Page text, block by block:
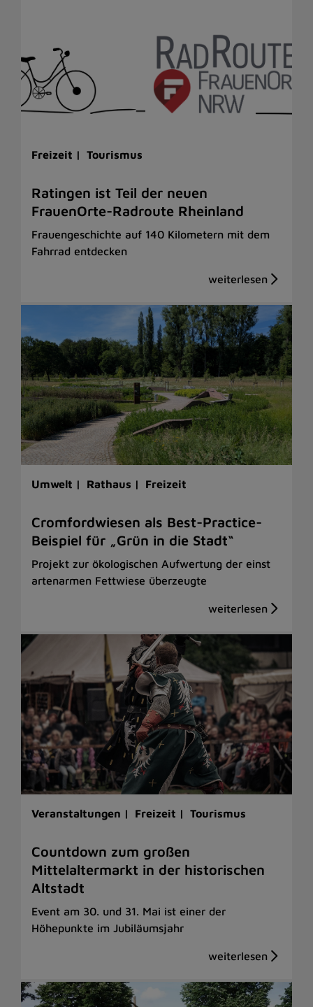
Freizeit | Tourismus
Ratingen ist Teil der neuen
FrauenOrte-Radroute Rheinland
Frauengeschichte auf 140 Kilometern mit dem
Fahrrad entdecken
Umwelt | Rathaus | Freizeit
Cromfordwiesen als Best-Practice-
Beispiel für „Grün in die Stadt“
Projekt zur ökologischen Aufwertung der einst
artenarmen Fettwiese überzeugte
Veranstaltungen | Freizeit | Tourismus
Countdown zum großen
Mittelaltermarkt in der historischen
Altstadt
Event am 30. und 31. Mai ist einer der
Höhepunkte im Jubiläumsjahr